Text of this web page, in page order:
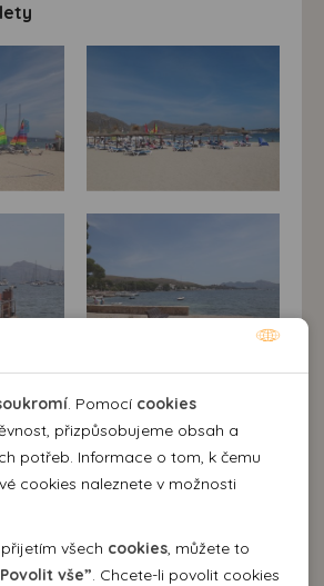
. Pomocí cookies
přizpůsobujeme obsah a
potřeb. Informace o tom, k čemu
cookies naleznete v možnosti
všech cookies , můžete to
vše” . Chcete-li povolit cookies
aby byla webová stránka
základní funkce jako navigace
sekcím webové stránky.
správně fungovat bez těchto